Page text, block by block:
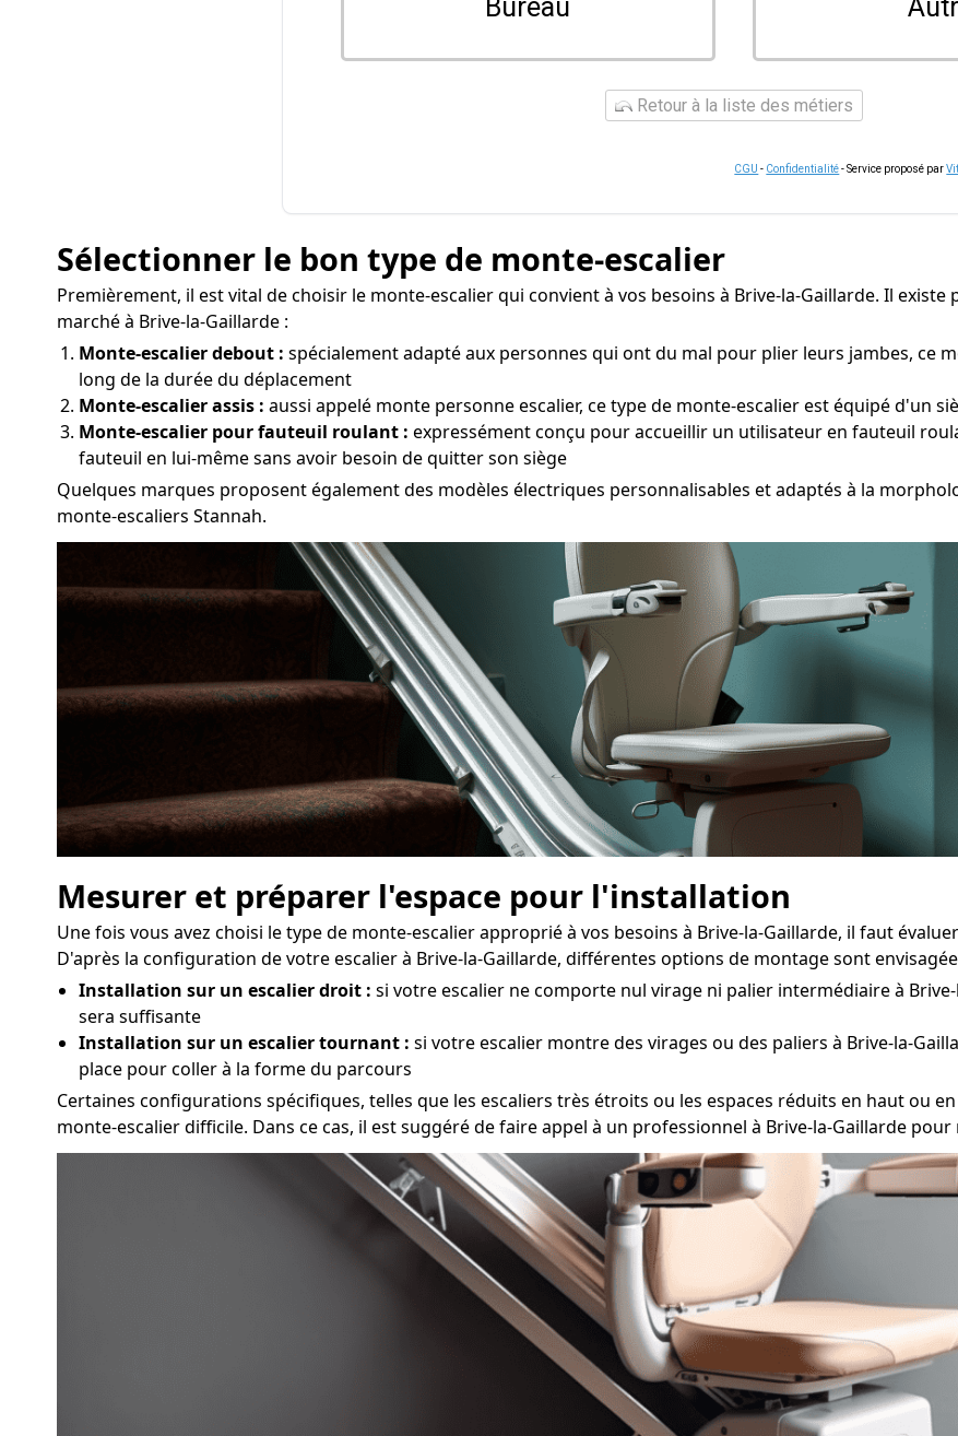
Bureau
Retour à la liste des métiers
CGU - Confidentialité- Service proposé par
Sélectionner le bon type de monte-escalier
Premièrement, il est vital de choisir le monte-escalier qui convient à vos besoins à Brive-la-Gaillarde. Il
marché à Brive-la-Gaillarde :
Monte-escalier debout : spécialement adapté aux personnes qui ont du mal pour plier leurs jambes, ce
long de la durée du déplacement
Monte-escalier assis : aussi appelé monte personne escalier, ce type de monte-escalier est équipé d'un
Monte-escalier pour fauteuil roulant : expressément conçu pour accueillir un utilisateur en fauteuil
fauteuil en lui-même sans avoir besoin de quitter son siège
Quelques marques proposent également des modèles électriques personnalisables et adaptés à la
monte-escaliers Stannah.
Mesurer et préparer l'espace pour l'installation
Une fois vous avez choisi le type de monte-escalier approprié à vos besoins à Brive-la-Gaillarde, il faut
D'après la configuration de votre escalier à Brive-la-Gaillarde, différentes options de montage sont
Installation sur un escalier droit : si votre escalier ne comporte nul virage ni palier intermédiaire à
sera suffisante
Installation sur un escalier tournant : si votre escalier montre des virages ou des paliers à Brive-la-
place pour coller à la forme du parcours
Certaines configurations spécifiques, telles que les escaliers très étroits ou les espaces réduits en haut ou
monte-escalier difficile. Dans ce cas, il est suggéré de faire appel à un professionnel à Brive-la-Gaillarde